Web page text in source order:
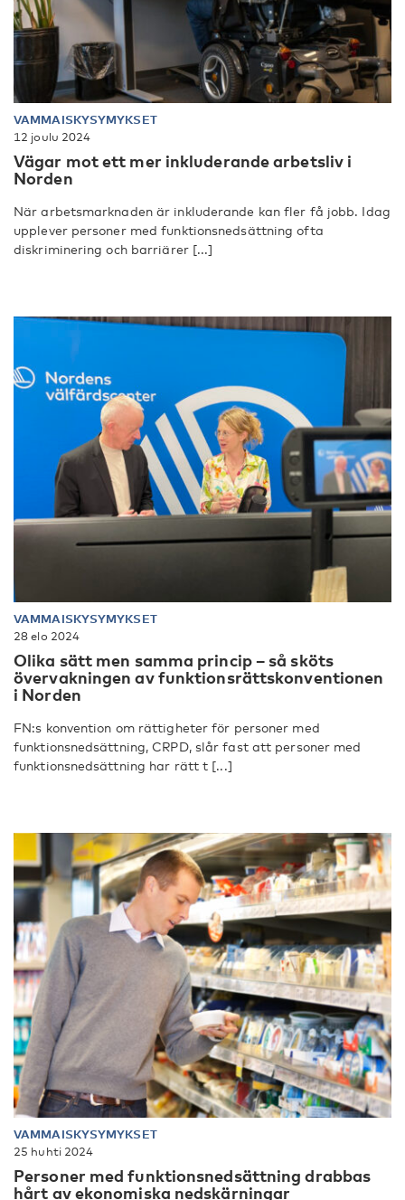
VAMMAISKYSYMYKSET
12 joulu 2024
Vägar mot ett mer inkluderande arbetsliv i
Norden
När arbetsmarknaden är inkluderande kan fler få jobb. Idag
upplever personer med funktionsnedsättning ofta
diskriminering och barriärer [...]
VAMMAISKYSYMYKSET
28 elo 2024
Olika sätt men samma princip – så sköts
övervakningen av funktionsrättskonventionen
i Norden
FN:s konvention om rättigheter för personer med
funktionsnedsättning, CRPD, slår fast att personer med
funktionsnedsättning har rätt t [...]
VAMMAISKYSYMYKSET
25 huhti 2024
Personer med funktionsnedsättning drabbas
hårt av ekonomiska nedskärningar